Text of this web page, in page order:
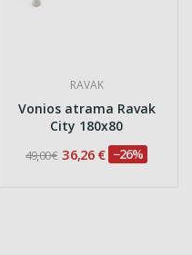
RAVAK
Vonios atrama Ravak
City 180x80
49,00 € 36,26 € −26%